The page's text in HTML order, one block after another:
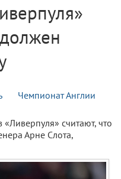
Чемпионат Англии
считают, что
Арне Слота,